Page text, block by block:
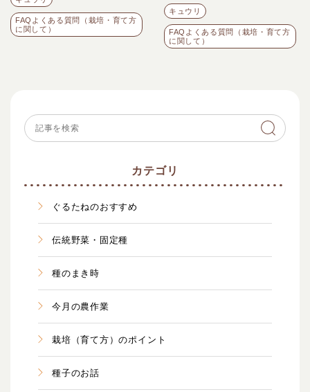
カテゴリ
ぐるたねのおすすめ
伝統野菜・固定種
種のまき時
今月の農作業
栽培（育て方）のポイント
種子のお話
FAQよくある質問（栽培・育て方
に関して）
キュウリ
FAQよくある質問（栽培・育て方
に関して）